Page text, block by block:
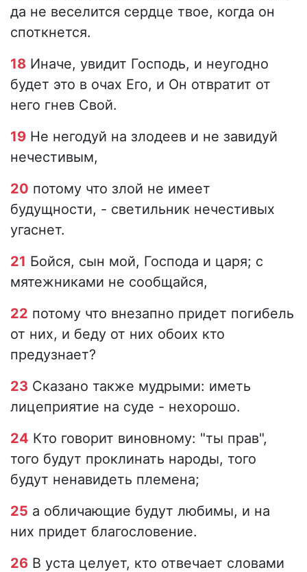
да не веселится сердце твое, когда он
споткнется.
18 Иначе, увидит Господь, и неугодно
будет это в очах Его, и Он отвратит от
него гнев Свой.
19 Не негодуй на злодеев и не завидуй
нечестивым,
20 потому что злой не имеет
будущности, - светильник нечестивых
угаснет.
21 Бойся, сын мой, Господа и царя; с
мятежниками не сообщайся,
22 потому что внезапно придет погибель
от них, и беду от них обоих кто
предузнает?
23 Сказано также мудрыми: иметь
лицеприятие на суде - нехорошо.
24 Кто говорит виновному: "ты прав",
того будут проклинать народы, того
будут ненавидеть племена;
25 а обличающие будут любимы, и на
них придет благословение.
26 В уста целует, кто отвечает словами